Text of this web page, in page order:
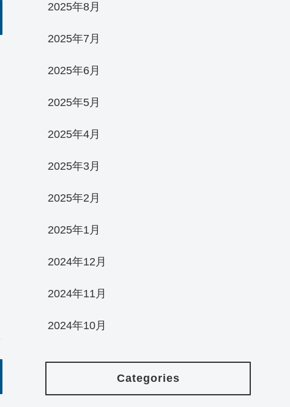
2025年8月
2025年7月
2025年6月
2025年5月
2025年4月
2025年3月
2025年2月
2025年1月
2024年12月
2024年11月
2024年10月
Categories